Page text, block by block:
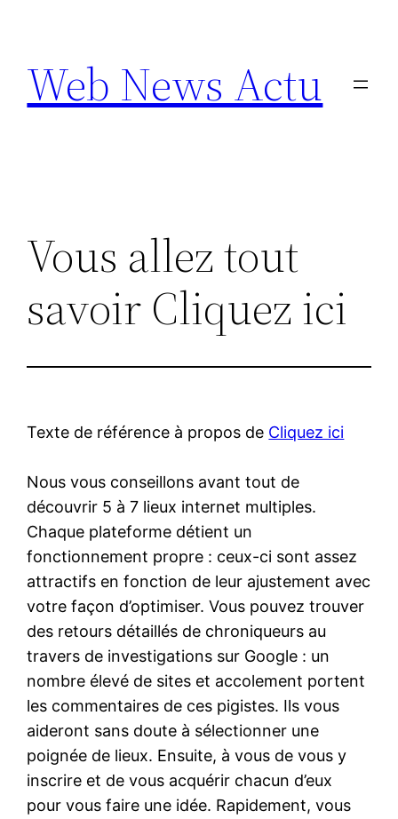
contenu
Web News Actu
Vous allez tout
savoir Cliquez ici
Texte de référence à propos de Cliquez ici
Nous vous conseillons avant tout de
découvrir 5 à 7 lieux internet multiples.
Chaque plateforme détient un
fonctionnement propre : ceux-ci sont assez
attractifs en fonction de leur ajustement avec
votre façon d’optimiser. Vous pouvez trouver
des retours détaillés de chroniqueurs au
travers de investigations sur Google : un
nombre élevé de sites et accolement portent
les commentaires de ces pigistes. Ils vous
aideront sans doute à sélectionner une
poignée de lieux. Ensuite, à vous de vous y
inscrire et de vous acquérir chacun d’eux
pour vous faire une idée. Rapidement, vous